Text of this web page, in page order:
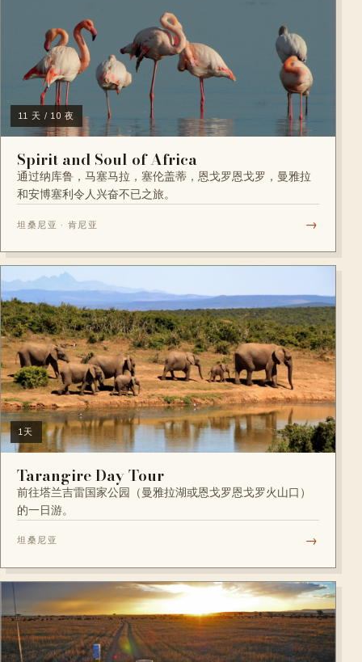
11 天 / 10 夜
Spirit and Soul of Africa
通过纳库鲁，马塞马拉，塞伦盖蒂，恩戈罗恩戈罗，曼雅拉
和安博塞利令人兴奋不已之旅。
坦桑尼亚 · 肯尼亚 →
1天
Tarangire Day Tour
前往塔兰吉雷国家公园（曼雅拉湖或恩戈罗恩戈罗火山口）
的一日游。
坦桑尼亚 →